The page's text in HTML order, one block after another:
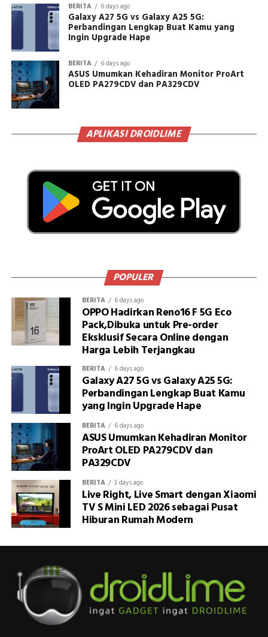
BERITA 6 days ago
Galaxy A27 5G vs Galaxy A25 5G:
Perbandingan Lengkap Buat Kamu yang
Ingin Upgrade Hape
BERITA 6 days ago
ASUS Umumkan Kehadiran Monitor ProArt
OLED PA279CDV dan PA329CDV
APLIKASI DROIDLIME
POPULER
BERITA 6 days ago
OPPO Hadirkan Reno16 F 5G Eco
Pack,Dibuka untuk Pre-order
Eksklusif Secara Online dengan
Harga Lebih Terjangkau
BERITA 6 days ago
Galaxy A27 5G vs Galaxy A25 5G:
Perbandingan Lengkap Buat Kamu
yang Ingin Upgrade Hape
BERITA 6 days ago
ASUS Umumkan Kehadiran Monitor
ProArt OLED PA279CDV dan
PA329CDV
BERITA 3 days ago
Live Right, Live Smart dengan Xiaomi
TV S Mini LED 2026 sebagai Pusat
Hiburan Rumah Modern